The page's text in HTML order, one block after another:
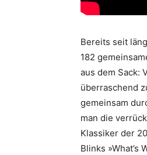
Bereits seit
182
aus dem Sack:
überraschend
gemeinsam
man die
Klassiker der
Blinks »What’s